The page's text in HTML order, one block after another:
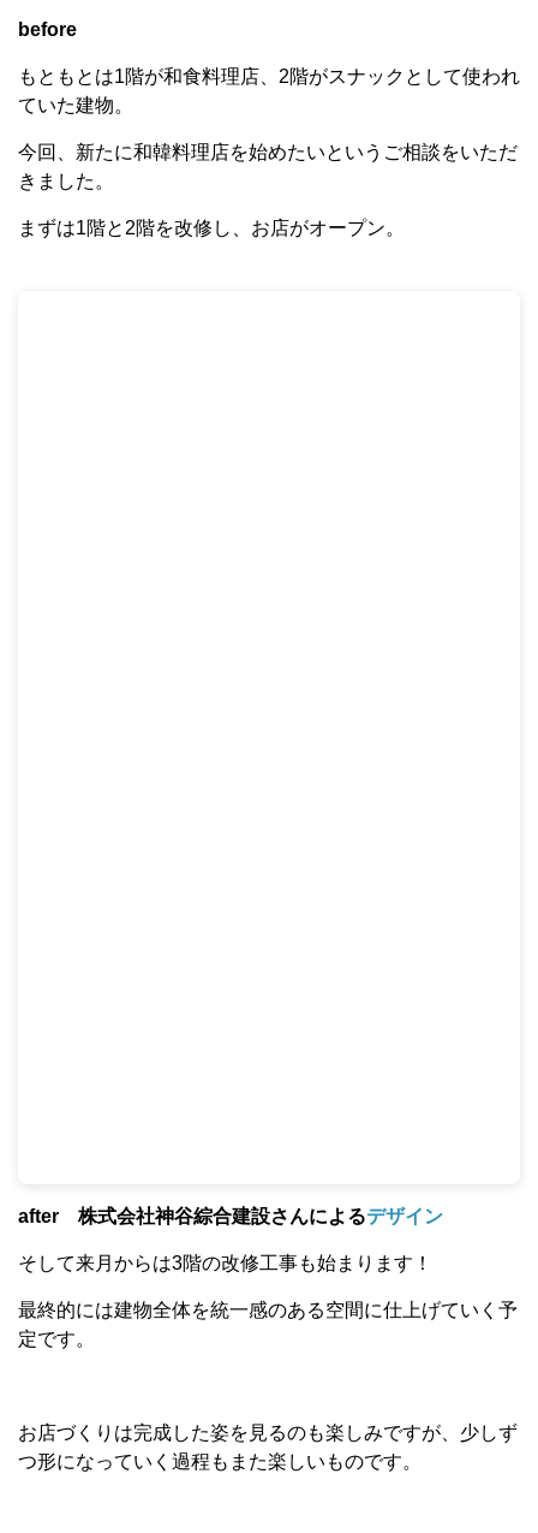
before
もともとは1階が和食料理店、2階がスナックとして使われ
ていた建物。
今回、新たに和韓料理店を始めたいというご相談をいただ
きました。
まずは1階と2階を改修し、お店がオープン。
after 株式会社神谷綜合建設さんによるデザイン
そして来月からは3階の改修工事も始まります！
最終的には建物全体を統一感のある空間に仕上げていく予
定です。
お店づくりは完成した姿を見るのも楽しみですが、少しず
つ形になっていく過程もまた楽しいものです。